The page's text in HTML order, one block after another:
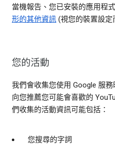
當機報告、您已安裝的應用程
形的其他資訊 (視您的裝置設定
您的活動
我們會收集您使用 Google 服
向您推薦您可能會喜歡的
們收集的活動資訊可能包括：
您搜尋的字詞